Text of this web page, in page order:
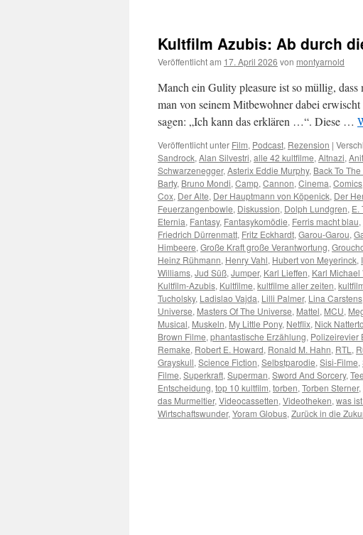
Kultfilm Azubis: Ab durch
Veröffentlicht am 17. April 2026 von montyarnold
Manch ein Gulity pleasure ist so müllig, dass
man von seinem Mitbewohner dabei
sagen: „Ich kann das erklären …“. Diese …
Veröffentlicht unter Film, Podcast, Rezension |
Sandrock, Alan Silvestri, alle 42 kultfilme, Altnazi,
Schwarzenegger, Asterix Eddie Murphy, Back To
Barty, Bruno Mondi, Camp, Cannon, Cinema, Comics
Cox, Der Alte, Der Hauptmann von Köpenick, Der
Feuerzangenbowle, Diskussion, Dolph Lundgren, E.
Eternia, Fantasy, Fantasykomödie, Ferris macht blau,
Friedrich Dürrenmatt, Fritz Eckhardt, Garou-Garou,
Himbeere, Große Kraft große Verantwortung,
Heinz Rühmann, Henry Vahl, Hubert von Meyerinck,
Williams, Jud Süß, Jumper, Karl Lieffen, Karl Michael
Kultfilm-Azubis, Kultfilme, kultfilme aller zeiten,
Tucholsky, Ladislao Vajda, Lilli Palmer, Lina Carstens
Universe, Masters Of The Universe, Mattel, MCU,
Musical, Muskeln, My Little Pony, Netflix, Nick
Brown Filme, phantastische Erzählung, Polizeirevier
Remake, Robert E. Howard, Ronald M. Hahn, RTL ,
Grayskull, Science Fiction, Selbstparodie, Sisi-Filme,
Filme, Superkraft, Superman, Sword And Sorcery,
Entscheidung, top 10 kultfilm, torben, Torben Sterner,
das Murmeltier, Videocassetten, Videotheken, was
Wirtschaftswunder, Yoram Globus, Zurück in die